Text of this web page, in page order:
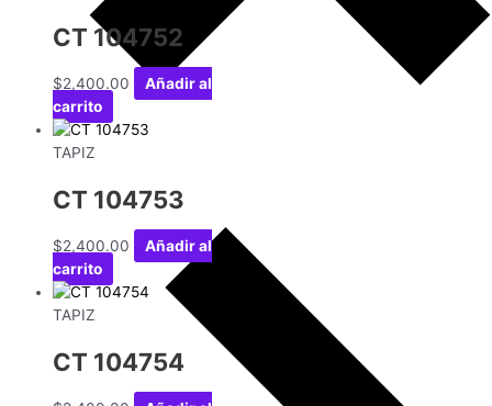
CT 104752
$2,400.00
Añadir al
carrito
TAPIZ
CT 104753
$2,400.00
Añadir al
carrito
TAPIZ
CT 104754